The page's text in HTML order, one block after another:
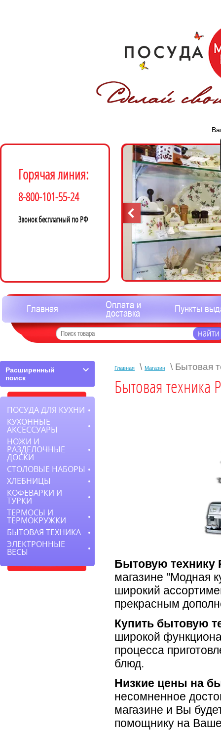
Горячая линия:
8-800-101-55-24
Звонок бесплатный по РФ
Главная Оплата и
доставка Пункты
Главная \ Магазин \ Бытовая
Бытовая
Бытовую технику
магазине "Модная
широкий
прекрасным
Купить бытовую
широкой
процесса
блюд.
Низкие цены на
несомненное
магазине и Вы
помощнику на
Расширенный
поиск
ПОСУДА ДЛЯ КУХНИ
КУХОННЫЕ
АКСЕССУАРЫ
НОЖИ И
РАЗДЕЛОЧНЫЕ
ДОСКИ
СТОЛОВЫЕ НАБОРЫ
ХЛЕБНИЦЫ
КОФЕВАРКИ И
ТУРКИ
ТЕРМОСЫ И
ТЕРМОКРУЖКИ
БЫТОВАЯ ТЕХНИКА
ЭЛЕКТРОННЫЕ
ВЕСЫ